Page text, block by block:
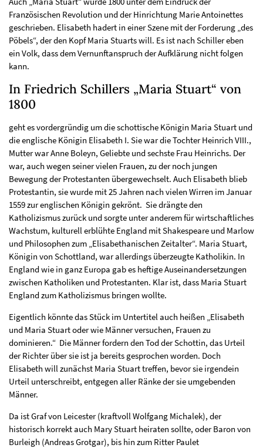
Französischen Revolution und der Hinrichtung Marie Antoinettes
geschrieben. Elisabeth hadert in einer Szene mit der Forderung „des
Pöbels“, der den Kopf Maria Stuarts will. Es ist nach Schiller eben
ein Volk, dass dem Vernunftanspruch der Aufklärung nicht folgen
kann.
In Friedrich Schillers „Maria Stuart“ von
1800
geht es vordergründig um die schottische Königin Maria Stuart und
die englische Königin Elisabeth I. Sie war die Tochter Heinrich VIII.,
Mutter war Anne Boleyn, Geliebte und sechste Frau Heinrichs. Der
war, auch wegen seiner vielen Frauen, zu der noch jungen
Bewegung der Protestanten übergewechselt. Auch Elisabeth blieb
Protestantin, sie wurde mit 25 Jahren nach vielen Wirren im Januar
1559 zur englischen Königin gekrönt. Sie drängte den
Katholizismus zurück und sorgte unter anderem für wirtschaftliches
Wachstum, kulturell erblühte England mit Shakespeare und Marlow
und Philosophen zum „Elisabethanischen Zeitalter“. Maria Stuart,
Königin von Schottland, war allerdings überzeugte Katholikin. In
England wie in ganz Europa gab es heftige Auseinandersetzungen
zwischen Katholiken und Protestanten. Klar ist, dass Maria Stuart
England zum Katholizismus bringen wollte.
Eigentlich könnte das Stück im Untertitel auch heißen „Elisabeth
und Maria Stuart oder wie Männer versuchen, Frauen zu
dominieren.“ Die Männer fordern den Tod der Schottin, das Urteil
der Richter über sie ist ja bereits gesprochen worden. Doch
Elisabeth will zunächst Maria Stuart treffen, bevor sie irgendein
Urteil unterschreibt, entgegen aller Ränke der sie umgebenden
Männer.
Da ist Graf von Leicester (kraftvoll Wolfgang Michalek), der
historisch korrekt auch Mary Stuart heiraten sollte, oder Baron von
Burleigh (Andreas Grotgar), bis hin zum Ritter Paulet